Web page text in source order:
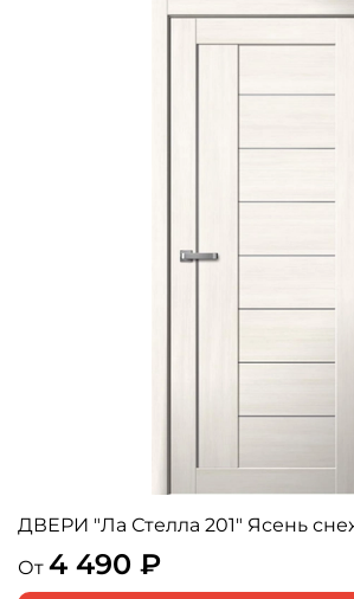
ДВЕРИ "Ла Стелла 201" Ясень
От 4 490 ₽